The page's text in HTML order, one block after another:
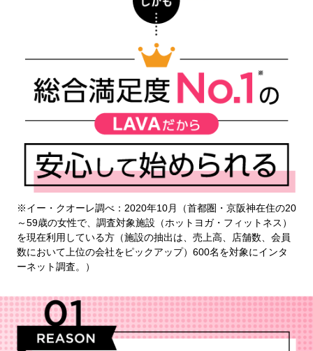
※イー・クオーレ調べ：2020年10月（首都圏・京阪神在住の20
～59歳の女性で、調査対象施設（ホットヨガ・フィットネス）
を現在利用している方（施設の抽出は、売上高、店舗数、会員
数において上位の会社をピックアップ）600名を対象にインタ
ーネット調査。）